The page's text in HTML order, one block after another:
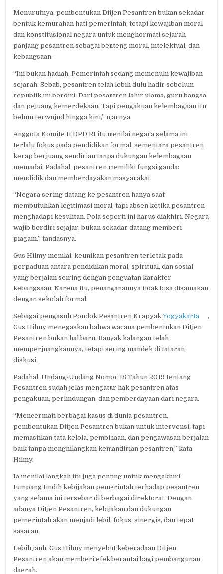
Menurutnya, pembentukan Ditjen Pesantren bukan sekadar
bentuk kemurahan hati pemerintah, tetapi kewajiban moral
dan konstitusional negara untuk menghormati sejarah
panjang pesantren sebagai benteng moral, intelektual, dan
kebangsaan.
“Ini bukan hadiah. Pemerintah sedang memenuhi kewajiban
sejarah. Sebab, pesantren telah lebih dulu hadir sebelum
republik ini berdiri. Dari pesantren lahir ulama, guru bangsa,
dan pejuang kemerdekaan. Tapi pengakuan kelembagaan itu
belum terwujud hingga kini,” ujarnya.
Anggota Komite II DPD RI itu menilai negara selama ini
terlalu fokus pada pendidikan formal, sementara pesantren
kerap berjuang sendirian tanpa dukungan kelembagaan
memadai. Padahal, pesantren memiliki fungsi ganda:
mendidik dan memberdayakan masyarakat.
“Negara sering datang ke pesantren hanya saat
membutuhkan legitimasi moral, tapi absen ketika pesantren
menghadapi kesulitan. Pola seperti ini harus diakhiri. Negara
wajib berdiri sejajar, bukan sekadar datang memberi
piagam,” tandasnya.
Gus Hilmy menilai, keunikan pesantren terletak pada
perpaduan antara pendidikan moral, spiritual, dan sosial
yang berjalan seiring dengan penguatan karakter
kebangsaan. Karena itu, penanganannya tidak bisa disamakan
dengan sekolah formal.
Sebagai pengasuh Pondok Pesantren KrapyakYogyakarta
,
Gus Hilmy menegaskan bahwa wacana pembentukan Ditjen
Pesantren bukan hal baru. Banyak kalangan telah
memperjuangkannya, tetapi sering mandek di tataran
diskusi.
Padahal, Undang-Undang Nomor 18 Tahun 2019 tentang
Pesantren sudah jelas mengatur hak pesantren atas
pengakuan, perlindungan, dan pemberdayaan dari negara.
“Mencermati berbagai kasus di dunia pesantren,
pembentukan Ditjen Pesantren bukan untuk intervensi, tapi
memastikan tata kelola, pembinaan, dan pengawasan berjalan
baik tanpa menghilangkan kemandirian pesantren,” kata
Hilmy.
Ia menilai langkah itu juga penting untuk mengakhiri
tumpang tindih kebijakan pemerintah terhadap pesantren
yang selama ini tersebar di berbagai direktorat. Dengan
adanya Ditjen Pesantren, kebijakan dan dukungan
pemerintah akan menjadi lebih fokus, sinergis, dan tepat
sasaran.
Lebih jauh, Gus Hilmy menyebut keberadaan Ditjen
Pesantren akan memberi efek berantai bagi pembangunan
daerah.